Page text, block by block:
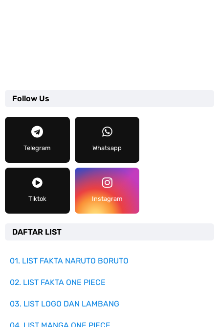
Follow Us
Telegram Whatsapp
Tiktok Instagram
DAFTAR LIST
01. LIST FAKTA NARUTO BORUTO
02. LIST FAKTA ONE PIECE
03. LIST LOGO DAN LAMBANG